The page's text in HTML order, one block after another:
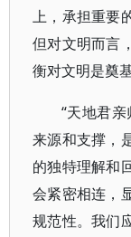
上，承担重要
但对文明而言
衡对文明是奠基
“天地君
来源和支撑，
的独特理解和
会紧密相连，
规范性。我们